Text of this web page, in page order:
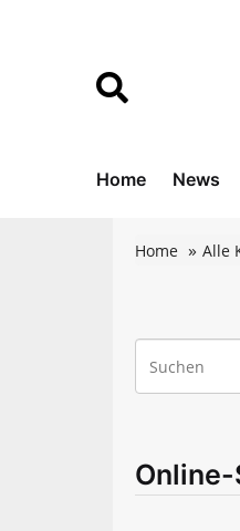
Home News
Home Alle
Online-